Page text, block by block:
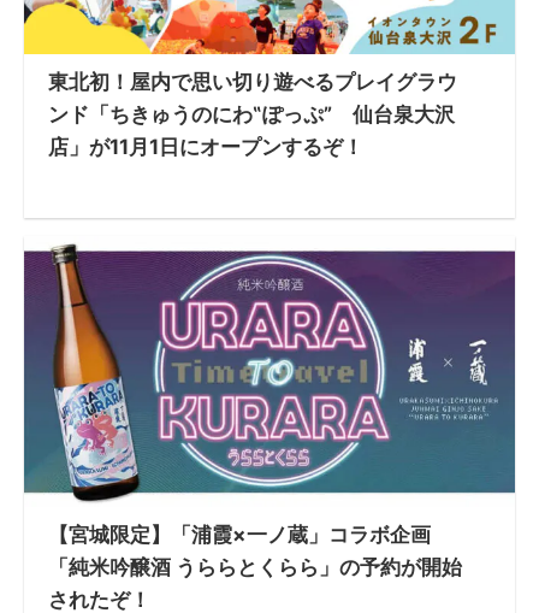
東北初！屋内で思い切り遊べるプレイグラウ
ンド「ちきゅうのにわ‟ぽっぷ” 仙台泉大沢
店」が11月1日にオープンするぞ！
【宮城限定】「浦霞×一ノ蔵」コラボ企画
「純米吟醸酒 うららとくらら」の予約が開始
されたぞ！